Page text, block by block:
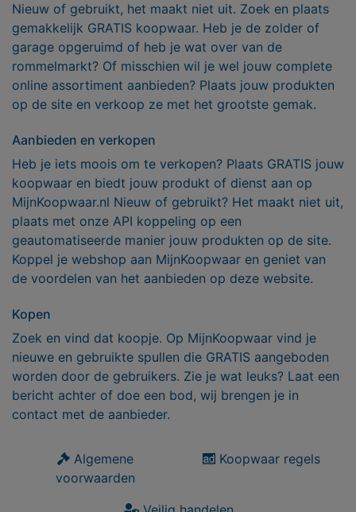
Nieuw of gebruikt, het maakt niet uit. Zoek en plaats
gemakkelijk GRATIS koopwaar. Heb je de zolder of
garage opgeruimd of heb je wat over van de
rommelmarkt? Of misschien wil je wel jouw complete
online assortiment aanbieden? Plaats jouw produkten
op de site en verkoop ze met het grootste gemak.
Aanbieden en verkopen
Heb je iets moois om te verkopen? Plaats GRATIS jouw
koopwaar en biedt jouw produkt of dienst aan op
MijnKoopwaar.nl Nieuw of gebruikt? Het maakt niet uit,
plaats met onze API koppeling op een
geautomatiseerde manier jouw produkten op de site.
Koppel je webshop aan MijnKoopwaar en geniet van
de voordelen van het aanbieden op deze website.
Kopen
Zoek en vind dat koopje. Op MijnKoopwaar vind je
nieuwe en gebruikte spullen die GRATIS aangeboden
worden door de gebruikers. Zie je wat leuks? Laat een
bericht achter of doe een bod, wij brengen je in
contact met de aanbieder.
Algemene
voorwaarden
Koopwaar regels